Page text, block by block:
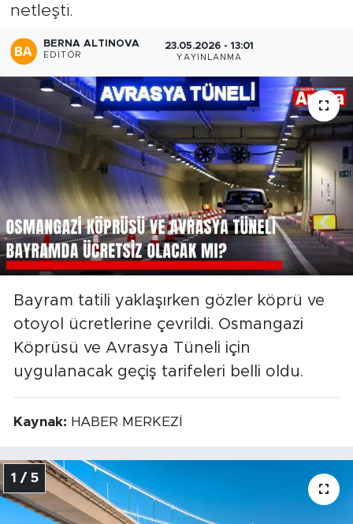
netleşti.
BERNA ALTINOVA
EDITÖR
23.05.2026 - 13:01
YAYINLANMA
Bayram tatili yaklaşırken gözler köprü ve
otoyol ücretlerine çevrildi. Osmangazi
Köprüsü ve Avrasya Tüneli için
uygulanacak geçiş tarifeleri belli oldu.
Kaynak: HABER MERKEZİ
1 / 5